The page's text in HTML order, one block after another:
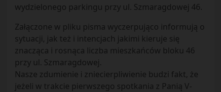
wydzielonego parkingu przy ul. Szmaragdowej 46.
Załączone w pliku pisma wyczerpująco informują o
sytuacji, jak też i intencjach jakimi kieruje się
znacząca i rosnąca liczba mieszkańców bloku 46
przy ul. Szmaragdowej.
Nasze zdumienie i zniecierpliwienie budzi fakt, że
jeżeli w trakcie pierwszego spotkania z Panią V-